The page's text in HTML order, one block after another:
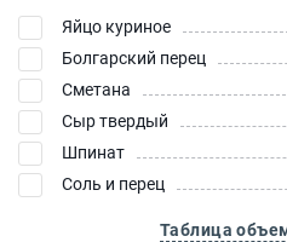
Яйцо куриное
Болгарский перец
Сметана
Сыр твердый
Шпинат
Соль и перец
Таблица